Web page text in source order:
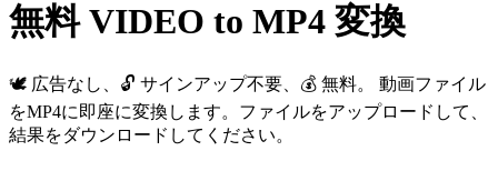
無料 VIDEO to MP4 変換
🕊️ 広告なし、🔓 サインアップ不要、💰 無料。 動画ファイル
をMP4に即座に変換します。ファイルをアップロードして、
結果をダウンロードしてください。